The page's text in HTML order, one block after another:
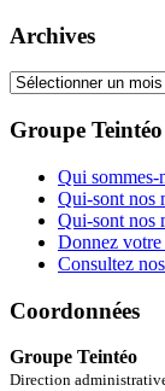
Archives
Archives
Groupe Teintéo
Qui sommes-
Qui-sont nos
Qui-sont nos
Donnez
Consultez
Coordonnées
Groupe Teintéo
Direction